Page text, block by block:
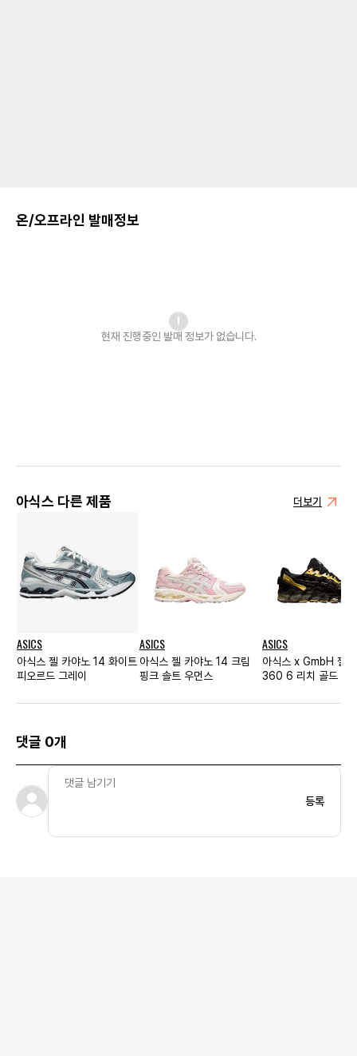
온/오프라인 발매정보
현재 진행중인 발매 정보가 없습니다.
아식스 다른 제품 더보기
ASICS
아식스 젤 카야노 14 화이트
피오르드 그레이
ASICS
아식스 젤 카야노 14 크림
핑크 솔트 우먼스
ASICS
아식스 x GmbH 젤
360 6 리치 골드 블
댓글 0개
등록